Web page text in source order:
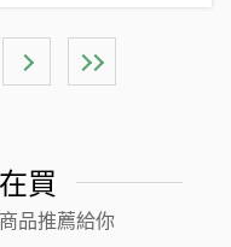
買
品推薦給你